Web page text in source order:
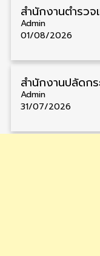
Admin
01/08/2026
Admin
31/07/2026